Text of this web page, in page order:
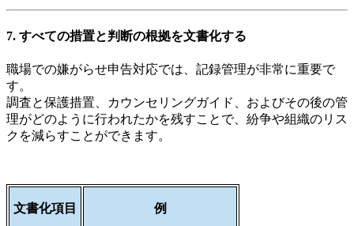
7. すべての措置と判断の根拠を文書化する
職場での嫌がらせ申告対応では、記録管理が非常に重要で
す。
調査と保護措置、カウンセリングガイド、およびその後の管
理がどのように行われたかを残すことで、紛争や組織のリス
クを減らすことができます。
文書化項目 例